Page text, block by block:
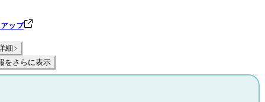
ップ
細
をさらに表示